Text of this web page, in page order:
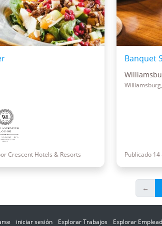
Crescent Hotels & Resorts
Banquet
Publicado
←
iniciar sesión Explorar Trabajos Explorar